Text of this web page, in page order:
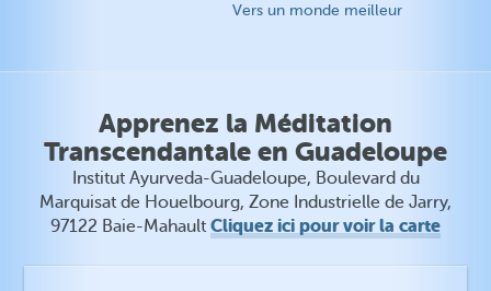
Vers un monde meilleur
Apprenez la Méditation
Transcendantale en Guadeloupe
Institut Ayurveda-Guadeloupe, Boulevard du
Marquisat de Houelbourg, Zone Industrielle de Jarry,
97122 Baie-Mahault Cliquez ici pour voir la carte